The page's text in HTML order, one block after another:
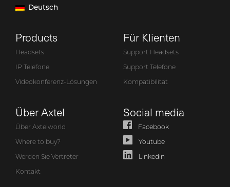
Deutsch
Products
Headsets
IP Telefone
Videokonferenz-Lösungen
Für Klienten
Support Headsets
Support Telefone
Kompatibilität
Über Axtel
Über Axtelworld
Where to buy?
Werden Sie Vertreter
Kontakt
Social media
Facebook
Youtube
Linkedin